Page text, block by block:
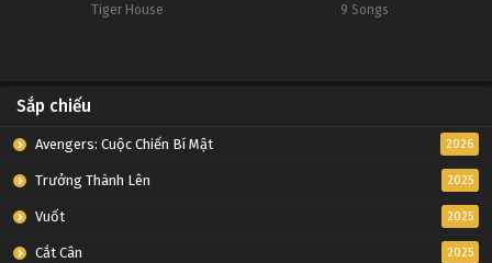
Tiger House 9 Songs
Sắp chiếu
Avengers: Cuộc Chiến Bí Mật 2026
Trưởng Thành Lên 2025
Vuốt 2025
Cắt Cân 2025